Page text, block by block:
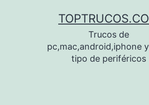
Trucos de
pc,mac,android,iphone
tipo de periféricos